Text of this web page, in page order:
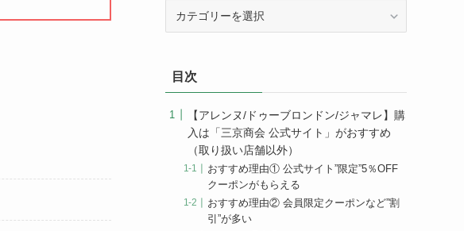
ー」
か
ら
目次
【アレンヌ/ドゥーブロンドン/ジャマレ】購
入は「三京商会 公式サイト」がおすすめ
（取り扱い店舗以外）
おすすめ理由① 公式サイト”限定”5％OFF
クーポンがもらえる
おすすめ理由② 会員限定クーポンなど”割
引”が多い